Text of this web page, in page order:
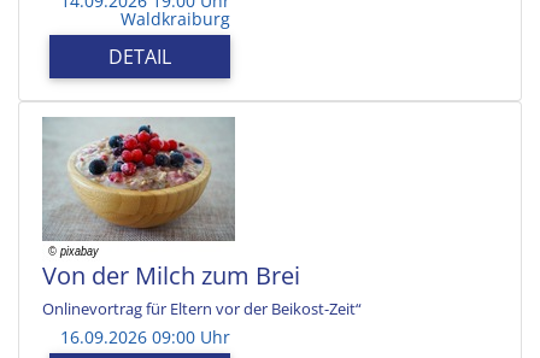
Waldkraiburg
DETAIL
Von der Milch zum Brei
Onlinevortrag für Eltern vor der Beikost-Zeit“
16.09.2026 09:00 Uhr